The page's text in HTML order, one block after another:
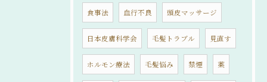
食事法 血行不良 頭皮マッサージ
日本皮膚科学会 毛髪トラブル 見直す
ホルモン療法 毛髪悩み 禁煙 薬